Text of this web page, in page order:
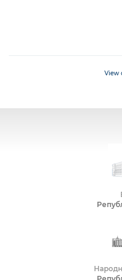
View